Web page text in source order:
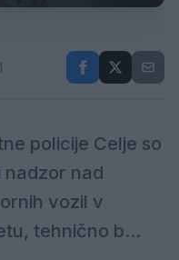
policije Celje so
nadzor nad
vozil v
tehnično b...